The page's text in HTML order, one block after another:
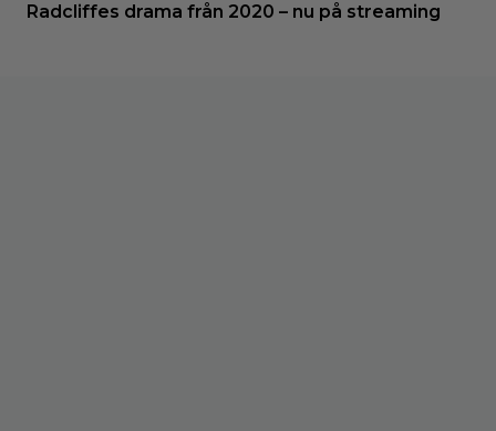
Radcliffes drama från 2020 – nu på streaming